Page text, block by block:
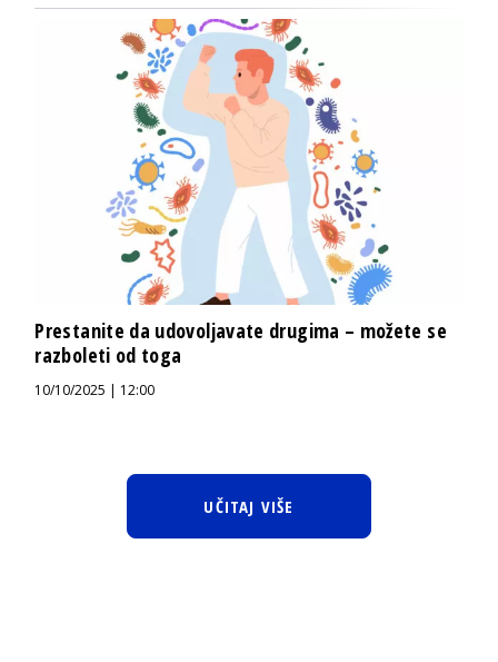
Prestanite da udovoljavate drugima – možete se
razboleti od toga
10/10/2025 | 12:00
UČITAJ VIŠE